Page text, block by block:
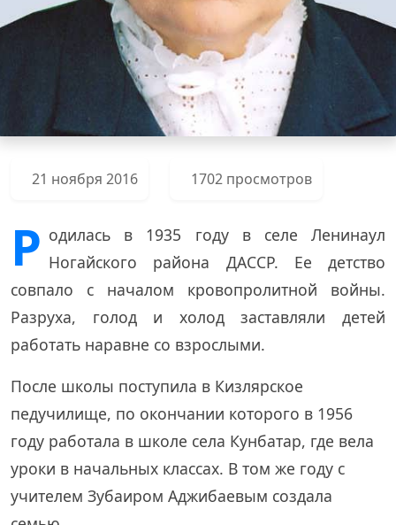
21 ноября 2016 1702 просмотров
Р одилась в 1935 году в селе Ленинаул
Ногайского района ДАССР. Ее детство
совпало с началом кровопролитной войны.
Разруха, голод и холод заставляли детей
работать наравне со взрослыми.
После школы поступила в Кизлярское
педучилище, по окончании которого в 1956
году работала в школе села Кунбатар, где вела
уроки в начальных классах. В том же году с
учителем Зубаиром Аджибаевым создала